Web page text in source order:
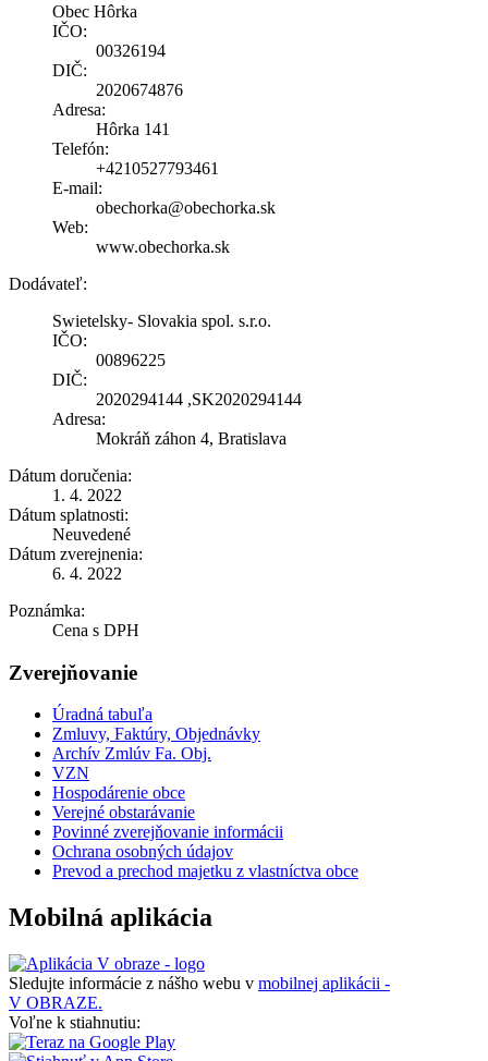
Obec Hôrka
IČO:
00326194
DIČ:
2020674876
Adresa:
Hôrka 141
Telefón:
+4210527793461
E-mail:
obechorka@obechorka.sk
Web:
www.obechorka.sk
Dodávateľ:
Swietelsky- Slovakia spol. s.r.o.
IČO:
00896225
DIČ:
2020294144 ,SK2020294144
Adresa:
Mokráň záhon 4, Bratislava
Dátum doručenia:
1. 4. 2022
Dátum splatnosti:
Neuvedené
Dátum zverejnenia:
6. 4. 2022
Poznámka:
Cena s DPH
Zverejňovanie
Úradná tabuľa
Zmluvy, Faktúry, Objednávky
Archív Zmlúv Fa. Obj.
VZN
Hospodárenie obce
Verejné obstarávanie
Povinné zverejňovanie informácii
Ochrana osobných údajov
Prevod a prechod majetku z vlastníctva obce
Mobilná aplikácia
Sledujte informácie z nášho webu v mobilnej aplikácii -
V OBRAZE.
Voľne k stiahnutiu: